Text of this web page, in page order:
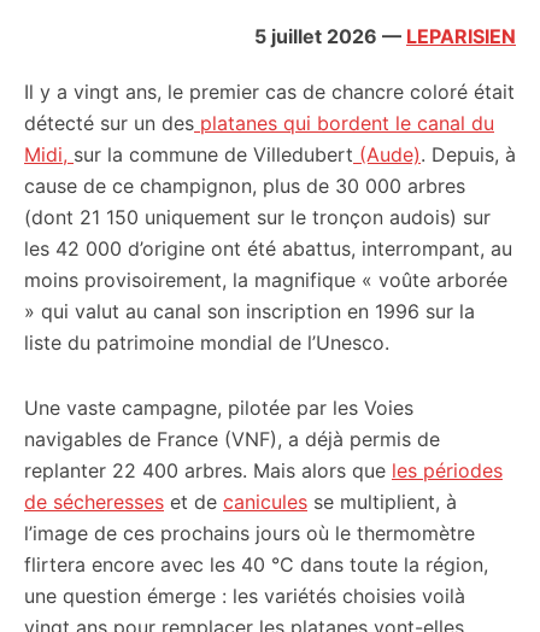
5 juillet 2026 — LEPARISIEN
Il y a vingt ans, le premier cas de chancre coloré était
détecté sur un des platanes qui bordent le canal du
Midi, sur la commune de Villedubert (Aude). Depuis, à
cause de ce champignon, plus de 30 000 arbres
(dont 21 150 uniquement sur le tronçon audois) sur
les 42 000 d’origine ont été abattus, interrompant, au
moins provisoirement, la magnifique « voûte arborée
» qui valut au canal son inscription en 1996 sur la
liste du patrimoine mondial de l’Unesco.
Une vaste campagne, pilotée par les Voies
navigables de France (VNF), a déjà permis de
replanter 22 400 arbres. Mais alors que les périodes
de sécheresses et de canicules se multiplient, à
l’image de ces prochains jours où le thermomètre
flirtera encore avec les 40 °C dans toute la région,
une question émerge : les variétés choisies voilà
vingt ans pour remplacer les platanes vont-elles